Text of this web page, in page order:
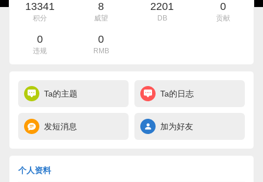
13341
积分
8
威望
2201
DB
0
贡献
0
违规
0
RMB
Ta的主题 Ta的日志
发短消息 加为好友
个人资料